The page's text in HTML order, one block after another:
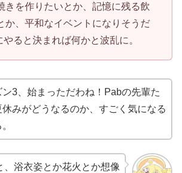
きを作りたいとか、記憶に残る飲
か、平和なイベントになりそうだ
ると決まれば何かと波乱に。
ン3、始まっただわね！Pabの先輩た
休みがどうなるのか、すごく気になる
、浴衣姿とか花火とか想像